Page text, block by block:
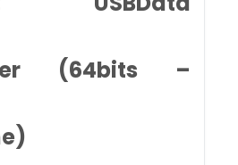
(64bits –